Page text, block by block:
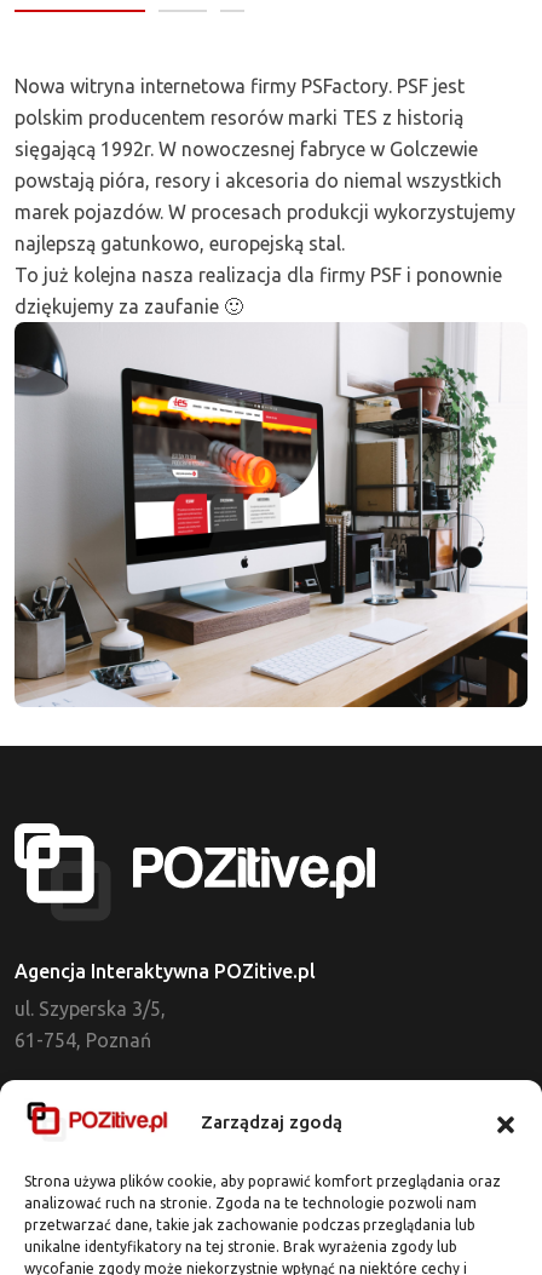
Zarządzaj zgodą
Strona używa plików cookie, aby poprawić komfort przeglądania oraz
analizować ruch na stronie. Zgoda na te technologie pozwoli nam
przetwarzać dane, takie jak zachowanie podczas przeglądania lub
unikalne identyfikatory na tej stronie. Brak wyrażenia zgody lub
wycofanie zgody może niekorzystnie wpłynąć na niektóre cechy i
Nowa witryna internetowa firmy PSFactory. PSF jest
polskim producentem resorów marki TES z historią
sięgającą 1992r. W nowoczesnej fabryce w Golczewie
powstają pióra, resory i akcesoria do niemal wszystkich
marek pojazdów. W procesach produkcji wykorzystujemy
najlepszą gatunkowo, europejską stal.
To już kolejna nasza realizacja dla firmy PSF i ponownie
dziękujemy za zaufanie 🙂
Agencja Interaktywna POZitive.pl
ul. Szyperska 3/5,
61-754, Poznań
Dział Obsługi Klienta
tel. 721 637 513
kontakt@pozitive.pl
Adres Biura